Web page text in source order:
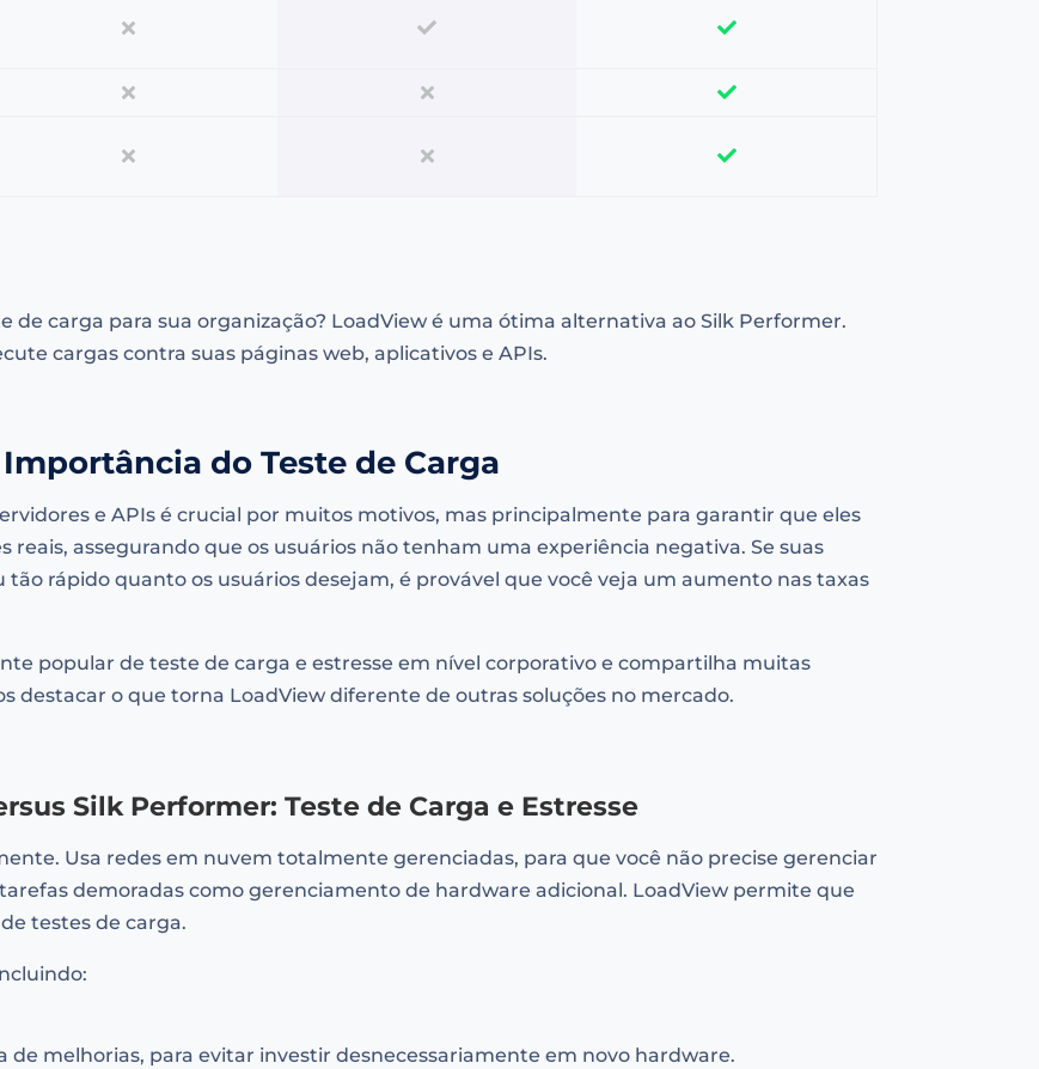
carga para sua organização? LoadView é uma ótima alternativa ao Silk Performer.
cargas contra suas páginas web, aplicativos e APIs.
do Teste de Carga
e APIs é crucial por muitos motivos, mas principalmente para garantir que eles
assegurando que os usuários não tenham uma experiência negativa. Se suas
rápido quanto os usuários desejam, é provável que você veja um aumento nas taxas
popular de teste de carga e estresse em nível corporativo e compartilha muitas
destacar o que torna LoadView diferente de outras soluções no mercado.
Silk Performer: Teste de Carga e Estresse
Usa redes em nuvem totalmente gerenciadas, para que você não precise gerenciar
demoradas como gerenciamento de hardware adicional. LoadView permite que
testes de carga.
melhorias, para evitar investir desnecessariamente em novo hardware.